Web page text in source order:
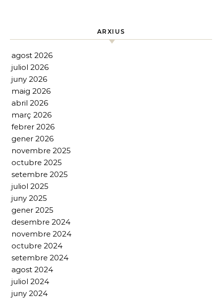
ARXIUS
agost 2026
juliol 2026
juny 2026
maig 2026
abril 2026
març 2026
febrer 2026
gener 2026
novembre 2025
octubre 2025
setembre 2025
juliol 2025
juny 2025
gener 2025
desembre 2024
novembre 2024
octubre 2024
setembre 2024
agost 2024
juliol 2024
juny 2024